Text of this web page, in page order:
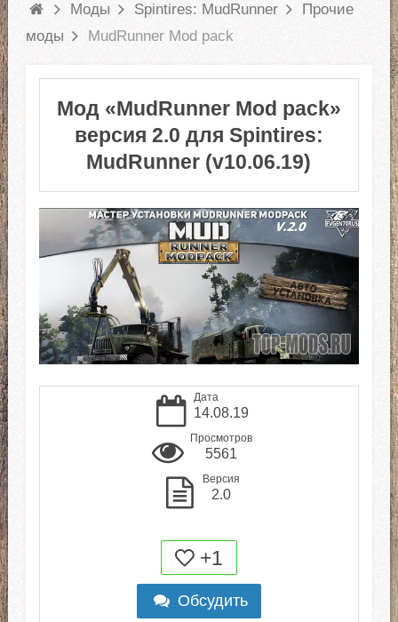
Моды Spintires: MudRunner
Прочие
моды
MudRunner Mod pack
Мод «MudRunner Mod pack»
версия 2.0 для Spintires:
MudRunner (v10.06.19)
Дата
14.08.19
Просмотров
5561
Версия
2.0
+1
Обсудить